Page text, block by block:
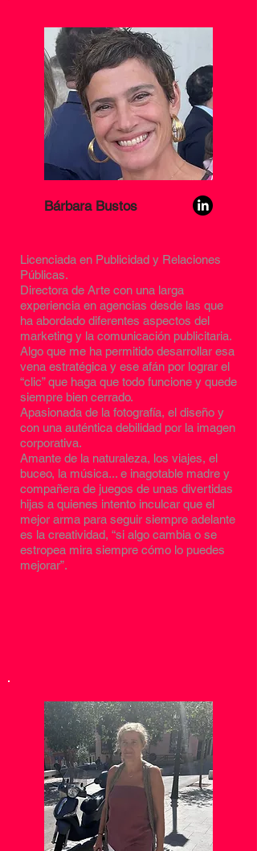
Bárbara Bustos
Licenciada en Publicidad y Relaciones
Públicas.
Directora de Arte con una larga
experiencia en agencias desde las que
ha abordado diferentes aspectos del
marketing y la comunicación publicitaria.
Algo que me ha permitido desarrollar esa
vena estratégica y ese afán por lograr el
“clic” que haga que todo funcione y quede
siempre bien cerrado.
Apasionada de la fotografía, el diseño y
con una auténtica debilidad por la imagen
corporativa.
Amante de la naturaleza, los viajes, el
buceo, la música... e inagotable madre y
compañera de juegos de unas divertidas
hijas a quienes intento inculcar que el
mejor arma para seguir siempre adelante
es la creatividad, “si algo cambia o se
estropea mira siempre cómo lo puedes
mejorar”.